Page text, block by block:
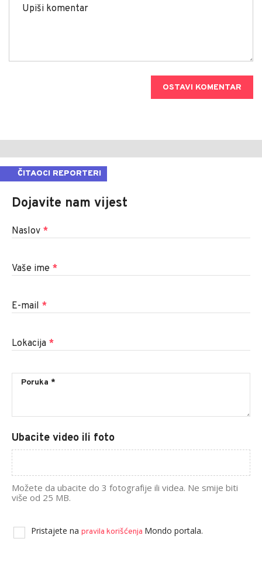
OSTAVI KOMENTAR
ČITAOCI REPORTERI
Dojavite nam vijest
Naslov *
Vaše ime *
E-mail *
Lokacija *
Ubacite video ili foto
Možete da ubacite do 3 fotografije ili videa. Ne smije biti
više od 25 MB.
Pristajete na pravila korišćenja Mondo portala.